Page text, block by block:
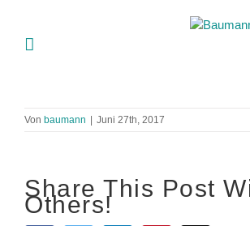
content
Von baumann Juni 27th, 2017
Share This Post
Others!